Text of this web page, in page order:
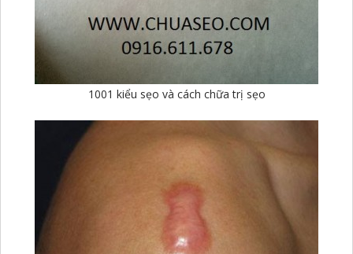
1001 kiểu sẹo và cách chữa trị sẹo